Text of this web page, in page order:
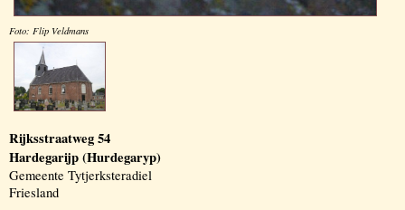
Foto: Flip Veldmans
Rijksstraatweg 54
Hardegarijp (Hurdegaryp)
Gemeente Tytjerksteradiel
Friesland